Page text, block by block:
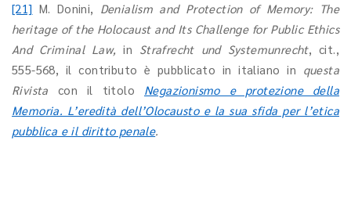
[21] M. Donini, Denialism and Protection of Memory: The
heritage of the Holocaust and Its Challenge for Public Ethics
And Criminal Law,in Strafrecht und Systemunrecht, cit.,
555-568, il contributo è pubblicato in italiano in questa
Rivista con il titolo Negazionismo e protezione della
Memoria. L’eredità dell’Olocausto e la sua sfida per l’etica
pubblica e il diritto penale.